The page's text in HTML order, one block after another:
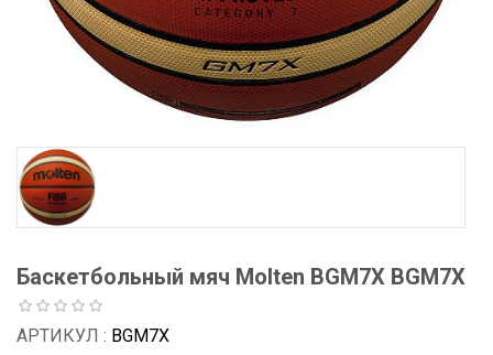
Баскетбольный мяч Molten BGM7X BGM7X
АРТИКУЛ : BGM7X